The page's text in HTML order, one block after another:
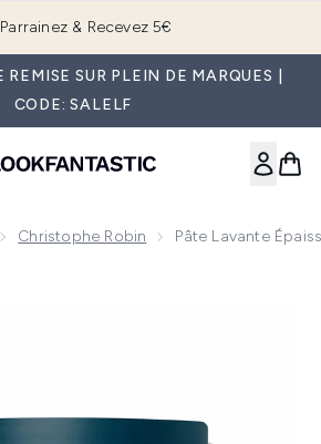
Parrainez & Recevez 5€
SUR PLEIN DE MARQUES |
CODE: SALELF
Christophe Robin Pâte Lavante